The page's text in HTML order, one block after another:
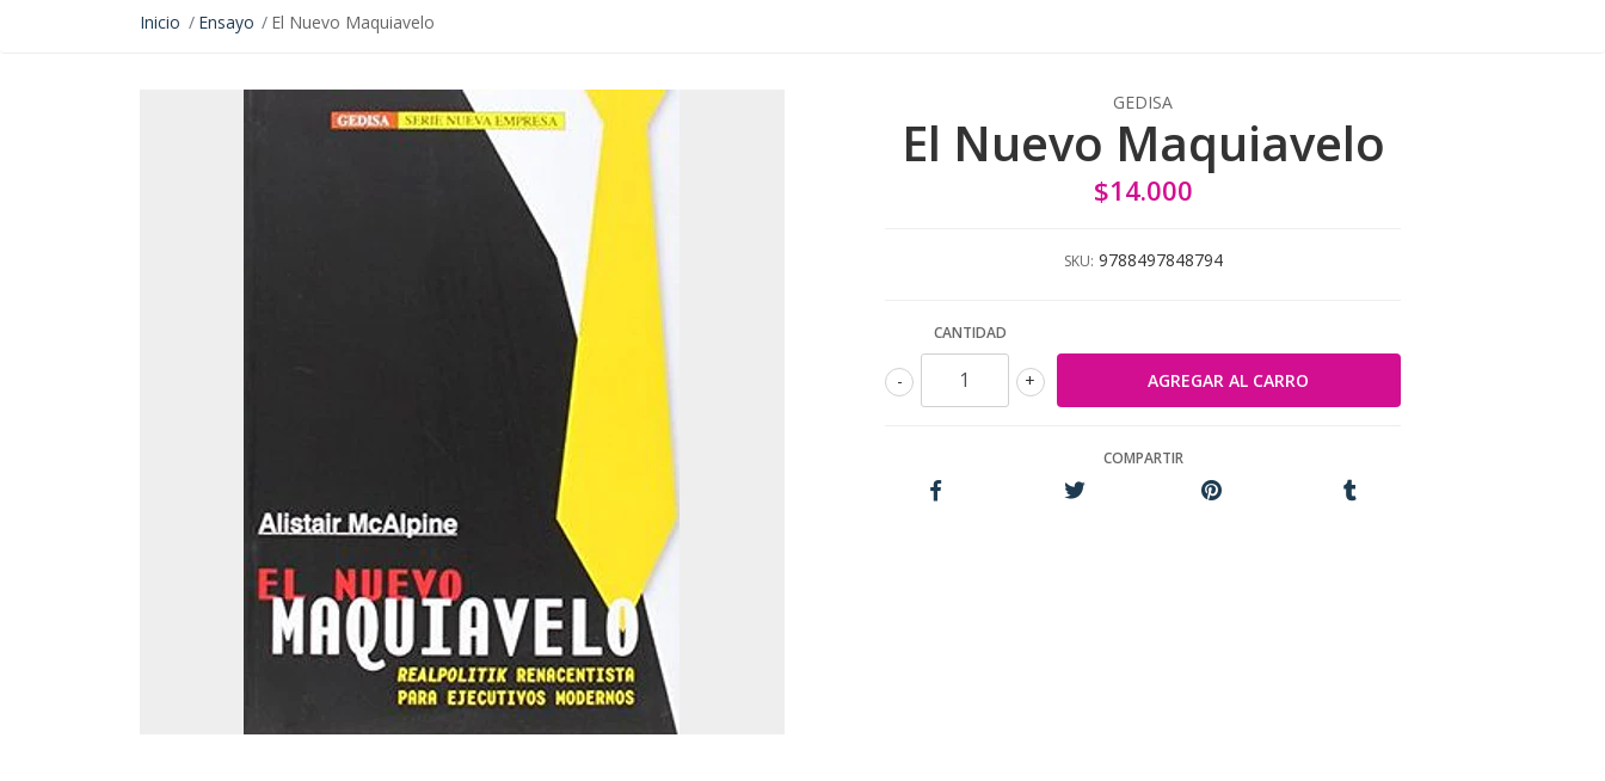
Inicio Ensayo El Nuevo Maquiavelo
GEDISA
El Nuevo Maquiavelo
$14.000
SKU: 9788497848794
CANTIDAD
+
-
COMPARTIR